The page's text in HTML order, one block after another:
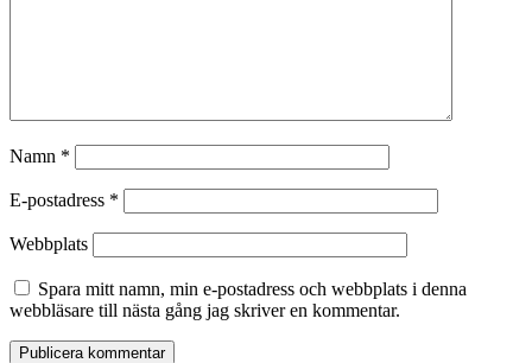
Namn *
E-postadress *
Webbplats
Spara mitt namn, min e-postadress och webbplats i denna
webbläsare till nästa gång jag skriver en kommentar.